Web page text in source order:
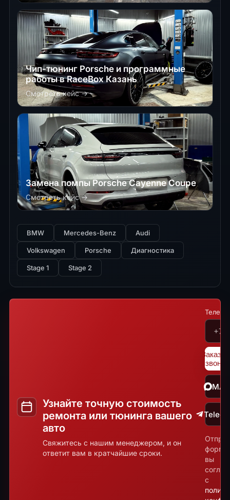
Чип-тюнинг Porsche и программные
работы в RaceBox Казань
Смотреть кейс →
Замена помпы Porsche Cayenne Coupe
Смотреть кейс →
BMW Mercedes-Benz Audi
Volkswagen Porsche Диагностика
Stage 1 Stage 2
Узнайте точную стоимость
ремонта или тюнинга вашего
авто
Свяжитесь с нашим менеджером, и он
ответит вам в кратчайшие сроки.
звонок
форму,
вы
с